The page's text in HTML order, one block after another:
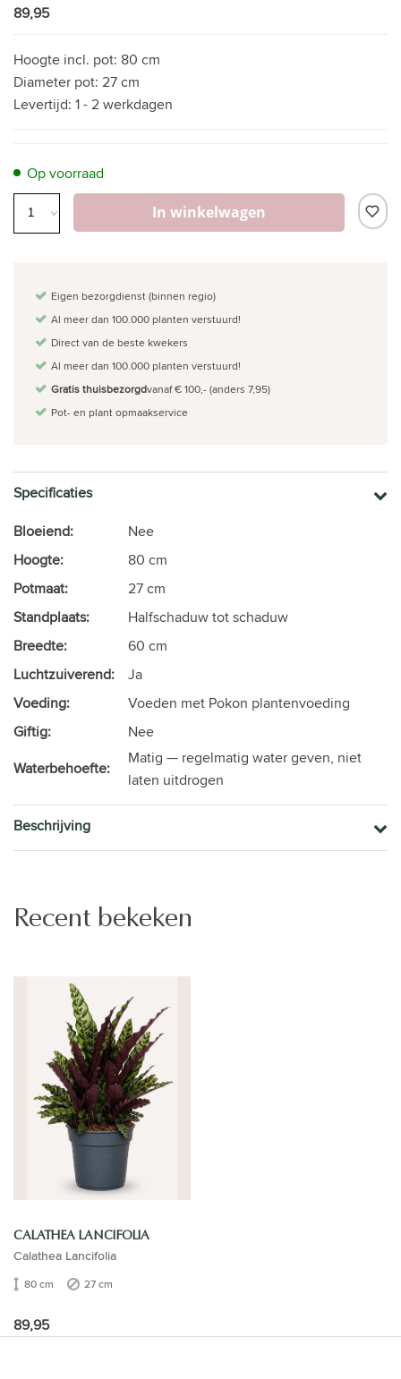
89,95
Hoogte incl. pot: 80 cm
Diameter pot: 27 cm
Levertijd: 1 - 2 werkdagen
Op voorraad
In winkelwagen
Eigen bezorgdienst (binnen regio)
Al meer dan 100.000 planten verstuurd!
Direct van de beste kwekers
Al meer dan 100.000 planten verstuurd!
Gratis thuisbezorgdvanaf € 100,- (anders 7,95)
Pot- en plant opmaakservice
Specificaties
Bloeiend:
Nee
Hoogte:
80 cm
Potmaat:
27 cm
Standplaats:
Halfschaduw tot schaduw
Breedte:
60 cm
Luchtzuiverend:
Ja
Voeding:
Voeden met Pokon plantenvoeding
Giftig:
Nee
Waterbehoefte:
Matig — regelmatig water geven, niet
laten uitdrogen
Beschrijving
Recent bekeken
CALATHEA LANCIFOLIA
Calathea Lancifolia
80 cm 27 cm
89,95